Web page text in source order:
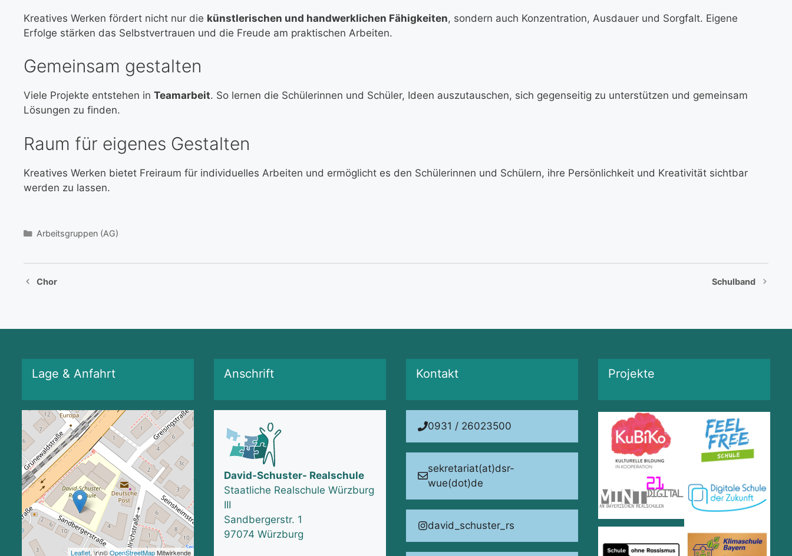
Kreatives Werken fördert nicht nur die künstlerischen und handwerklichen Fähigkeiten, sondern auch Konzentration, Ausdauer und Sorgfalt. Eigene
Erfolge stärken das Selbstvertrauen und die Freude am praktischen Arbeiten.
Gemeinsam gestalten
Viele Projekte entstehen in Teamarbeit. So lernen die Schülerinnen und Schüler, Ideen auszutauschen, sich gegenseitig zu unterstützen und gemeinsam
Lösungen zu finden.
Raum für eigenes Gestalten
Kreatives Werken bietet Freiraum für individuelles Arbeiten und ermöglicht es den Schülerinnen und Schülern, ihre Persönlichkeit und Kreativität sichtbar
werden zu lassen.
Kategorien
Arbeitsgruppen (AG)
Chor Schulband
Lage & Anfahrt
Leaflet, \r\n©OpenStreetMapMitwirkende
Anschrift
David-Schuster- Realschule
Staatliche Realschule Würzburg
III
Sandbergerstr. 1
97074 Würzburg
Kontakt
0931 / 26023500
sekretariat(at)dsr-
wue(dot)de
david_schuster_rs
Projekte